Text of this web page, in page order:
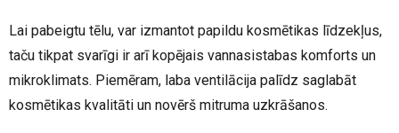
Lai pabeigtu tēlu, var izmantot papildu kosmētikas līdzekļus,
taču tikpat svarīgi ir arī kopējais vannasistabas komforts un
mikroklimats. Piemēram, laba ventilācija palīdz saglabāt
kosmētikas kvalitāti un novērš mitruma uzkrāšanos.